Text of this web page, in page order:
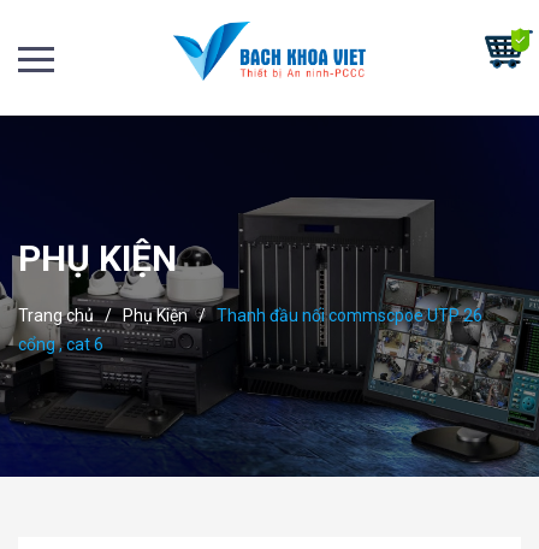
PHỤ KIỆN
Trang chủ / Phụ Kiện / Thanh đầu nối commscpoe UTP 26
cổng , cat 6